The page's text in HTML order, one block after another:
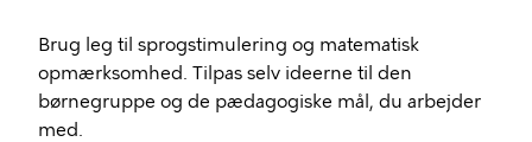
Brug leg til sprogstimulering og matematisk
opmærksomhed. Tilpas selv ideerne til den
børnegruppe og de pædagogiske mål, du arbejder
med.